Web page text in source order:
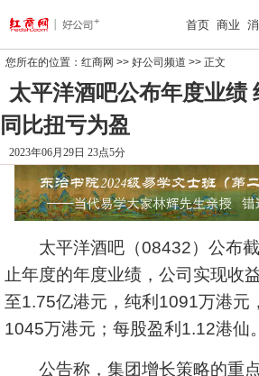
首页 商业
您所在的位置： 红商网 >> 好公司频道 >> 正文
太平洋酒吧公布年度业绩
同比扭亏为盈
2023年06月29日 23点5分
太平洋酒吧 （08432）公布
止年度的年度业绩，公司实现收
至1.75亿港元，纯利1091万港元
1045万港元；每股盈利1.12港仙。
公告称，集团增长策略的重点